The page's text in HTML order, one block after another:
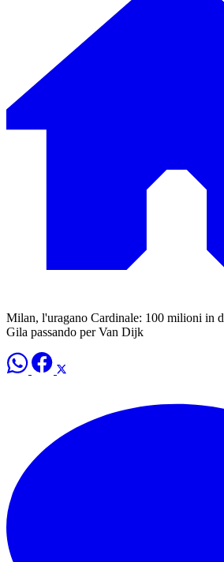
Milan, l'uragano Cardinale: 100 milioni in
Gila passando per Van Dijk